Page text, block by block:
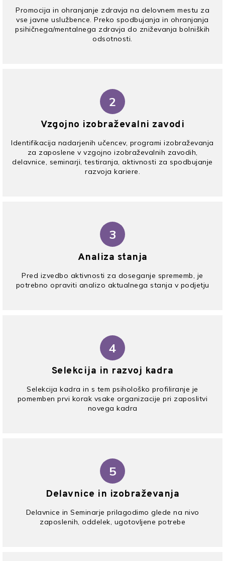
Promocija in ohranjanje zdravja na delovnem mestu za
vse javne uslužbence. Preko spodbujanja in ohranjanja
psihičnega/mentalnega zdravja do zniževanja bolniških
odsotnosti.
2
Vzgojno izobraževalni zavodi
Identifikacija nadarjenih učencev, programi izobraževanja
za zaposlene v vzgojno izobraževalnih zavodih,
delavnice, seminarji, testiranja, aktivnosti za spodbujanje
razvoja kariere.
3
Analiza stanja
Pred izvedbo aktivnosti za doseganje sprememb, je
potrebno opraviti analizo aktualnega stanja v podjetju
4
Selekcija in razvoj kadra
Selekcija kadra in s tem psihološko profiliranje je
pomemben prvi korak vsake organizacije pri zaposlitvi
novega kadra
5
Delavnice in izobraževanja
Delavnice in Seminarje prilagodimo glede na nivo
zaposlenih, oddelek, ugotovljene potrebe